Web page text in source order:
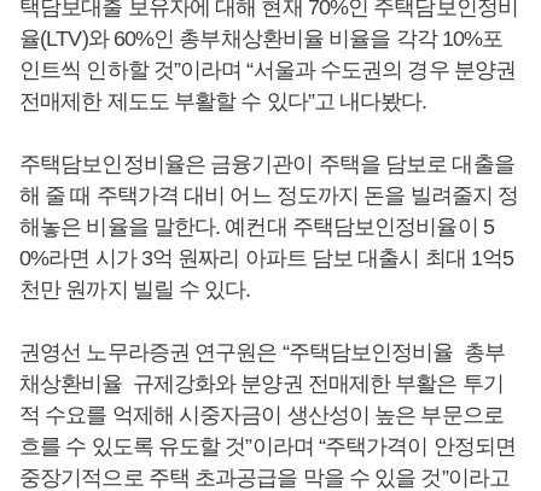
택담보대출 보유자에 대해 현재 70%인 주택담보인정비
율(LTV)와 60%인 총부채상환비율 비율을 각각 10%포
인트씩 인하할 것”이라며 “서울과 수도권의 경우 분양권
전매제한 제도도 부활할 수 있다”고 내다봤다.
주택담보인정비율은 금융기관이 주택을 담보로 대출을
해 줄 때 주택가격 대비 어느 정도까지 돈을 빌려줄지 정
해놓은 비율을 말한다. 예컨대 주택담보인정비율이 5
0%라면 시가 3억 원짜리 아파트 담보 대출시 최대 1억5
천만 원까지 빌릴 수 있다.
권영선 노무라증권 연구원은 “주택담보인정비율 총부
채상환비율 규제강화와 분양권 전매제한 부활은 투기
적 수요를 억제해 시중자금이 생산성이 높은 부문으로
흐를 수 있도록 유도할 것”이라며 “주택가격이 안정되면
중장기적으로 주택 초과공급을 막을 수 있을 것”이라고